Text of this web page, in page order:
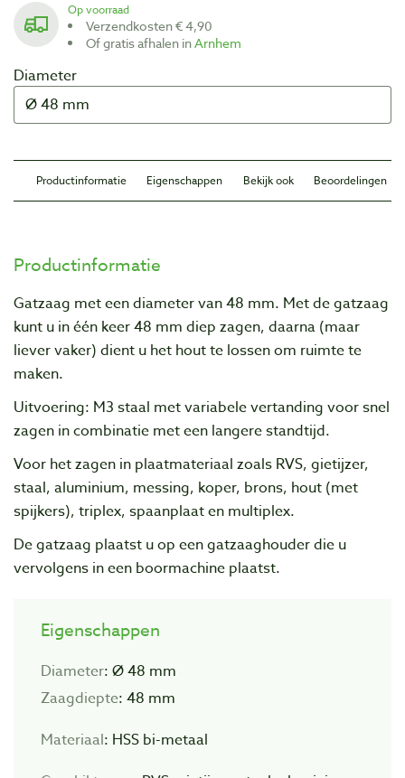
Op voorraad
Verzendkosten € 4,90
Of gratis afhalen inArnhem
Diameter
Productinformatie Eigenschappen Bekijk ook Beoordelingen
Productinformatie
Gatzaag met een diameter van 48 mm. Met de gatzaag
kunt u in één keer 48 mm diep zagen, daarna (maar
liever vaker) dient u het hout te lossen om ruimte te
maken.
Uitvoering: M3 staal met variabele vertanding voor snel
zagen in combinatie met een langere standtijd.
Voor het zagen in plaatmateriaal zoals RVS, gietijzer,
staal, aluminium, messing, koper, brons, hout (met
spijkers), triplex, spaanplaat en multiplex.
De gatzaag plaatst u op een gatzaaghouder die u
vervolgens in een boormachine plaatst.
Eigenschappen
Diameter: Ø 48 mm
Zaagdiepte: 48 mm
Materiaal: HSS bi-metaal